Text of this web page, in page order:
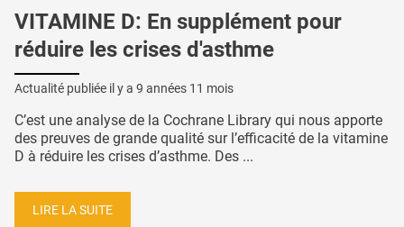
VITAMINE D: En supplément pour
réduire les crises d'asthme
Actualité publiée il y a 9 années 11 mois
C’est une analyse de la Cochrane Library qui nous apporte
des preuves de grande qualité sur l’efficacité de la vitamine
D à réduire les crises d’asthme. Des ...
LIRE LA SUITE